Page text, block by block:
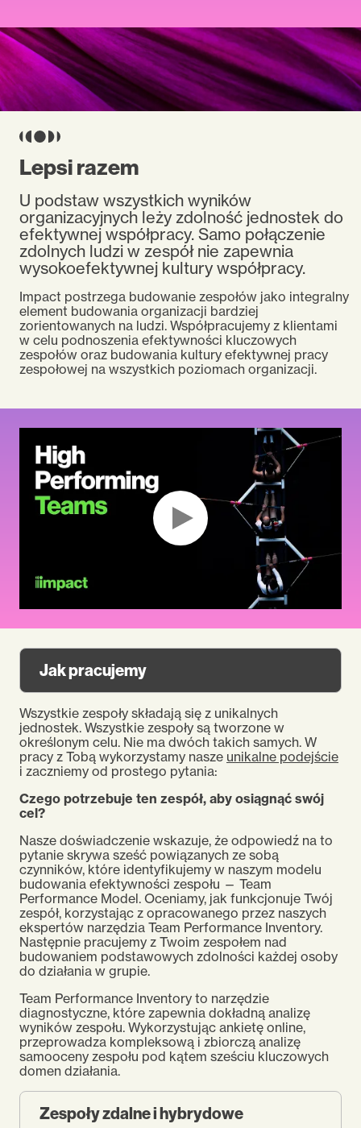
Lepsi razem
U podstaw wszystkich wyników
organizacyjnych leży zdolność jednostek do
efektywnej współpracy. Samo połączenie
zdolnych ludzi w zespół nie zapewnia
wysokoefektywnej kultury współpracy.
Impact postrzega budowanie zespołów jako integralny
element budowania organizacji bardziej
zorientowanych na ludzi. Współpracujemy z klientami
w celu podnoszenia efektywności kluczowych
zespołów oraz budowania kultury efektywnej pracy
zespołowej na wszystkich poziomach organizacji.
Jak pracujemy
Wszystkie zespoły składają się z unikalnych
jednostek. Wszystkie zespoły są tworzone w
określonym celu. Nie ma dwóch takich samych. W
pracy z Tobą wykorzystamy nasze unikalne podejście
i zaczniemy od prostego pytania:
Czego potrzebuje ten zespół, aby osiągnąć swój
cel?
Nasze doświadczenie wskazuje, że odpowiedź na to
pytanie skrywa sześć powiązanych ze sobą
czynników, które identyfikujemy w naszym modelu
budowania efektywności zespołu — Team
Performance Model. Oceniamy, jak funkcjonuje Twój
zespół, korzystając z opracowanego przez naszych
ekspertów narzędzia Team Performance Inventory.
Następnie pracujemy z Twoim zespołem nad
budowaniem podstawowych zdolności każdej osoby
do działania w grupie.
Team Performance Inventory to narzędzie
diagnostyczne, które zapewnia dokładną analizę
wyników zespołu. Wykorzystując ankietę online,
przeprowadza kompleksową i zbiorczą analizę
samooceny zespołu pod kątem sześciu kluczowych
domen działania.
Zespoły zdalne i hybrydowe